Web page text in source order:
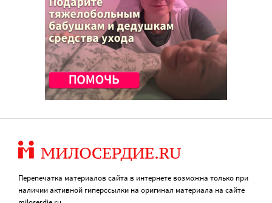
Перепечатка материалов сайта в интернете возможна только при
наличии активной гиперссылки на оригинал материала на сайте